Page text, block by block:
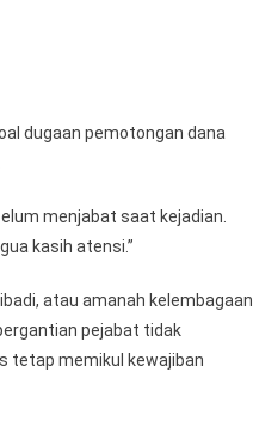
dugaan pemotongan dana
menjabat saat kejadian.
kasih atensi.”
atau amanah kelembagaan
pejabat tidak
tetap memikul kewajiban